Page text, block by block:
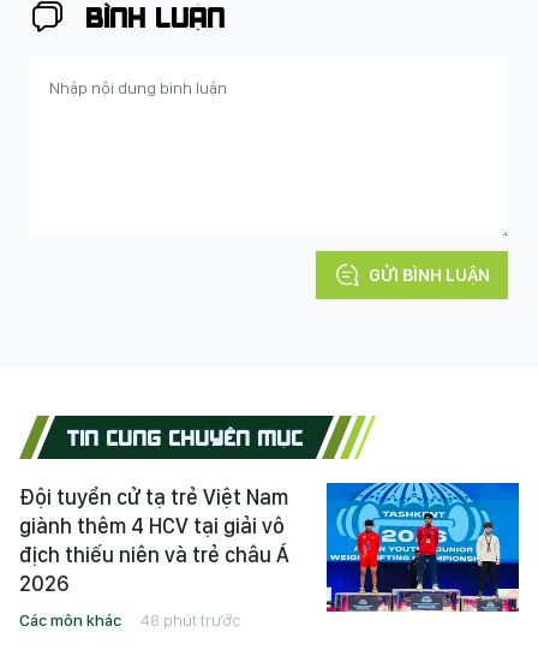
BÌNH LUẬN
GỬI BÌNH LUẬN
TIN CÙNG CHUYÊN MỤC
Đội tuyển cử tạ trẻ Việt Nam
giành thêm 4 HCV tại giải vô
địch thiếu niên và trẻ châu Á
2026
Các môn khác 48 phút trước